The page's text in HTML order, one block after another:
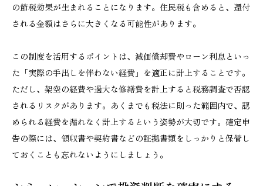
の節税効果が生まれることになります。住民税も含めると、還付
される金額はさらに大きくなる可能性があります。
この制度を活用するポイントは、減価償却費やローン利息といっ
た「実際の手出しを伴わない経費」を適正に計上することです。
ただし、架空の経費や過大な修繕費を計上すると税務調査で否認
されるリスクがあります。あくまでも税法に則った範囲内で、認
められる経費を漏れなく計上するという姿勢が大切です。確定申
告の際には、領収書や契約書などの証拠書類をしっかりと保管し
ておくことも忘れないようにしましょう。